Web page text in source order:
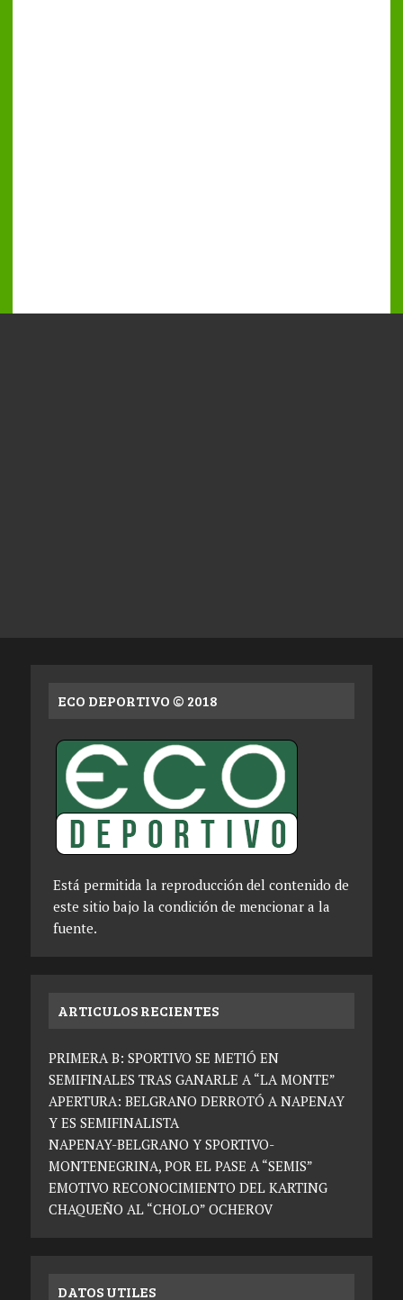
ECO DEPORTIVO © 2018
Está permitida la reproducción del contenido de
este sitio bajo la condición de mencionar a la
fuente.
ARTICULOS RECIENTES
PRIMERA B: SPORTIVO SE METIÓ EN
SEMIFINALES TRAS GANARLE A “LA MONTE”
APERTURA: BELGRANO DERROTÓ A NAPENAY
Y ES SEMIFINALISTA
NAPENAY-BELGRANO Y SPORTIVO-
MONTENEGRINA, POR EL PASE A “SEMIS”
EMOTIVO RECONOCIMIENTO DEL KARTING
CHAQUEÑO AL “CHOLO” OCHEROV
DATOS UTILES